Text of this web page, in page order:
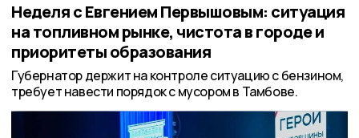
Неделя с Евгением Первышовым: ситуация
на топливном рынке, чистота в городе и
приоритеты образования
Губернатор держит на контроле ситуацию с бензином,
требует навести порядок с мусором в Тамбове.